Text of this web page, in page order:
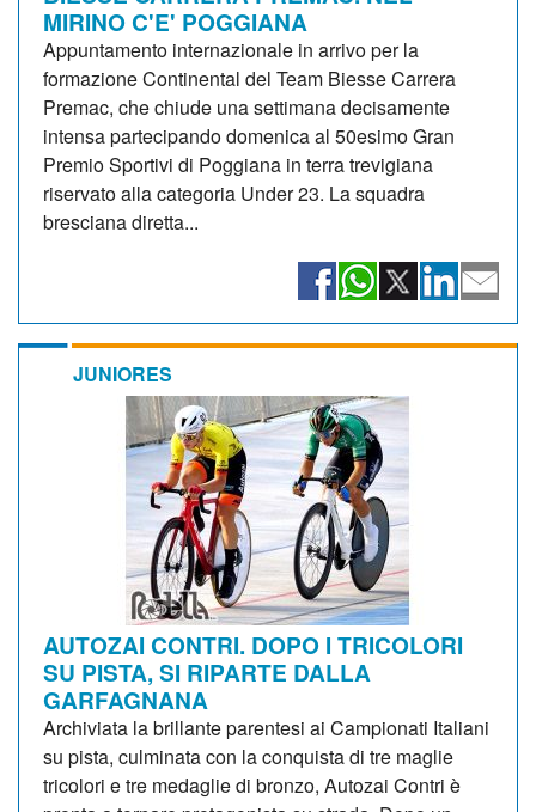
MIRINO C'E' POGGIANA
Appuntamento internazionale in arrivo per la
formazione Continental del Team Biesse Carrera
Premac, che chiude una settimana decisamente
intensa partecipando domenica al 50esimo Gran
Premio Sportivi di Poggiana in terra trevigiana
riservato alla categoria Under 23. La squadra
bresciana diretta...
JUNIORES
AUTOZAI CONTRI. DOPO I TRICOLORI
SU PISTA, SI RIPARTE DALLA
GARFAGNANA
Archiviata la brillante parentesi ai Campionati Italiani
su pista, culminata con la conquista di tre maglie
tricolori e tre medaglie di bronzo, Autozai Contri è